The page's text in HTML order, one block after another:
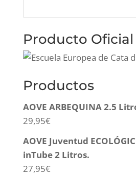
Producto Oficial
Productos
AOVE ARBEQUINA 2.5
29,95€
AOVE Juventud
inTube 2 Litros.
27,95€